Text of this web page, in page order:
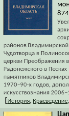
районов
Чудотворца в
церкви Преображения
Радонежского в
памятников
1970–90-х годов,
искусствознания
История Краеведение